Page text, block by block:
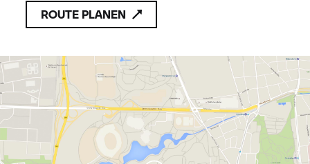
ROUTE PLANEN